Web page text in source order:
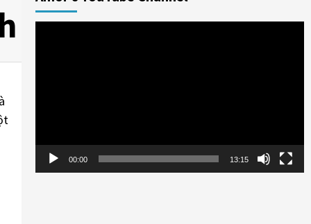
00:00 13:15